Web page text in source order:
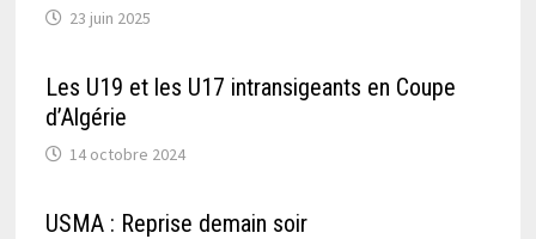
23 juin 2025
Les U19 et les U17 intransigeants en Coupe
d’Algérie
14 octobre 2024
USMA : Reprise demain soir